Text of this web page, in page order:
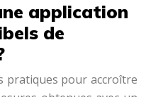
application
de
pratiques pour accroître